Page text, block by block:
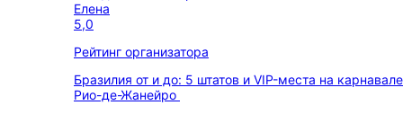
Елена
5,0
Рейтинг организатора
Бразилия от и до: 5 штатов и VIP-места на
Рио-де-Жанейро